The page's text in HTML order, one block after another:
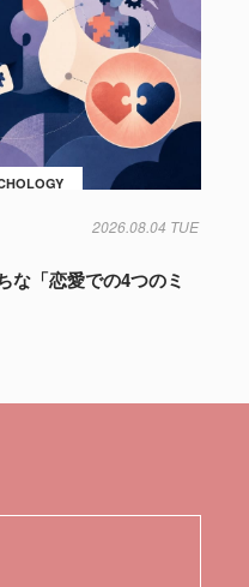
2026.08.04 TUE
な「恋愛での4つのミ